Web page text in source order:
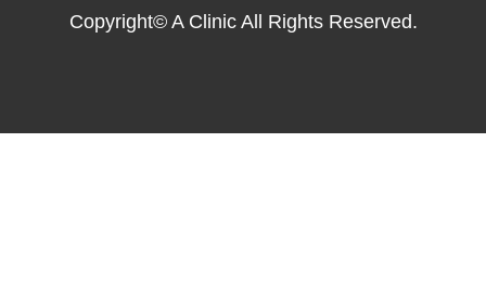
Copyright© A Clinic All Rights Reserved.